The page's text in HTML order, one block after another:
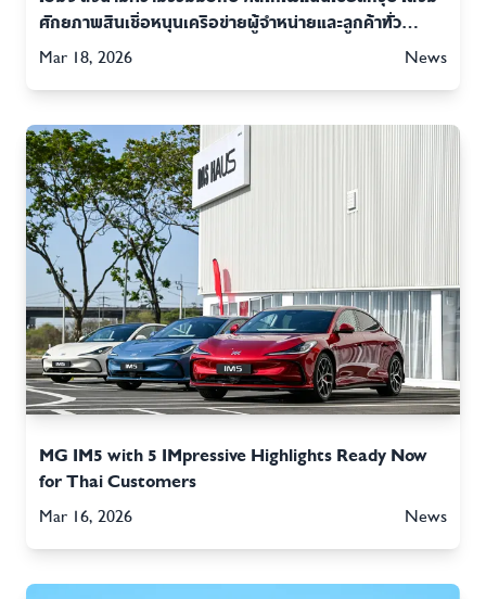
ศักยภาพสินเชื่อหนุนเครือข่ายผู้จำหน่ายและลูกค้าทั่ว
ประเทศ
Mar 18, 2026 News
MG IM5 with 5 IMpressive Highlights Ready Now
for Thai Customers
Mar 16, 2026
News